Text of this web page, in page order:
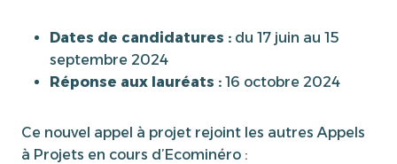
Dates de candidatures : du 17 juin au 15
septembre 2024
Réponse aux lauréats : 16 octobre 2024
Ce nouvel appel à projet rejoint les autres Appels
à Projets en cours d’Ecominéro :